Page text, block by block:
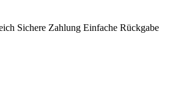
Sichere Zahlung Einfache Rückgabe